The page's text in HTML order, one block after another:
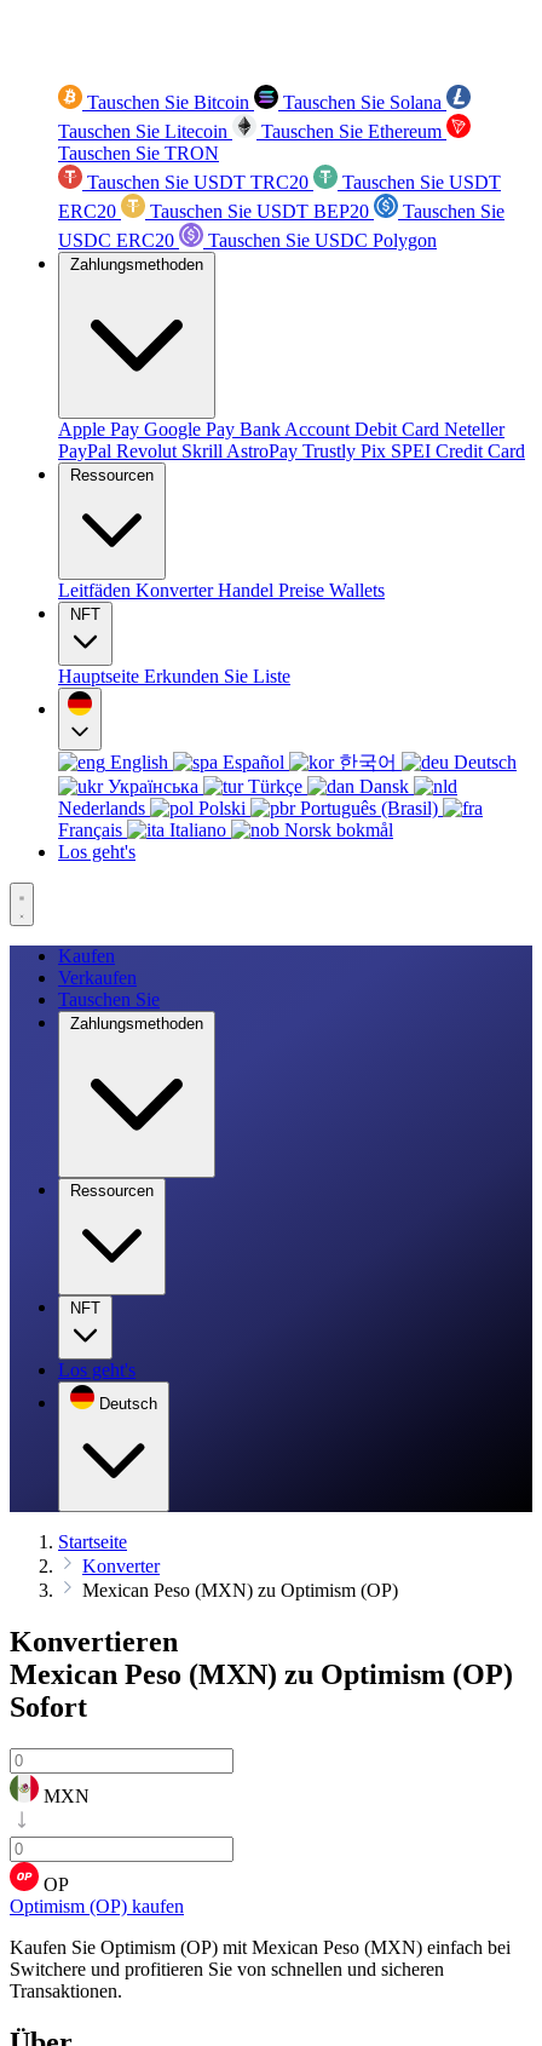
Tauschen Sie Bitcoin
Tauschen Sie Solana
Tauschen Sie Litecoin
Tauschen Sie Ethereum
Tauschen Sie TRON
Tauschen Sie USDT TRC20
Tauschen Sie USDT
ERC20
Tauschen Sie USDT BEP20
Tauschen Sie
USDC ERC20
Tauschen Sie USDC Polygon
Zahlungsmethoden
Apple Pay Google Pay Bank Account Debit Card Neteller
PayPal Revolut Skrill AstroPay Trustly Pix SPEI Credit Card
Ressourcen
Leitfäden KonverterHandel Preise Wallets
NFT
Hauptseite Erkunden Sie Liste
English Español 한국어
Deutsch
Українська
Türkçe
Dansk
Nederlands
Polski
Português (Brasil)
Français
Italiano
Norsk bokmål
Los geht's
Kaufen
Verkaufen
Tauschen Sie
Zahlungsmethoden
Ressourcen
NFT
Los geht's
Deutsch
Startseite
Konverter
Mexican Peso (MXN) zu Optimism (OP)
Konvertieren
Mexican Peso (MXN) zu Optimism (OP)
Sofort
MXN
OP
Optimism (OP) kaufen
Kaufen Sie Optimism (OP) mit Mexican Peso (MXN) einfach bei
Switchere und profitieren Sie von schnellen und sicheren
Transaktionen.